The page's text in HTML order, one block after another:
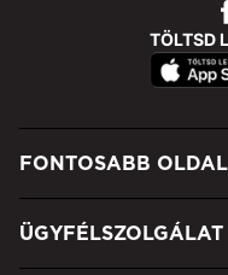
TÖLTSD
FONTOSABB
ÜGYFÉLSZOLGÁLAT